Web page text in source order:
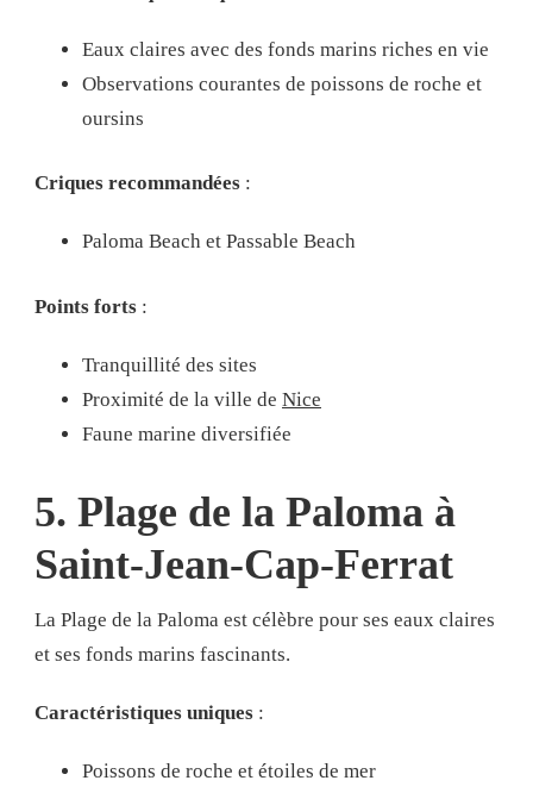
Eaux claires avec des fonds marins riches en vie
Observations courantes de poissons de roche et
oursins
Criques recommandées :
Paloma Beach et Passable Beach
Points forts :
Tranquillité des sites
Proximité de la ville de Nice
Faune marine diversifiée
5. Plage de la Paloma à
Saint-Jean-Cap-Ferrat
La Plage de la Paloma est célèbre pour ses eaux claires
et ses fonds marins fascinants.
Caractéristiques uniques :
Poissons de roche et étoiles de mer